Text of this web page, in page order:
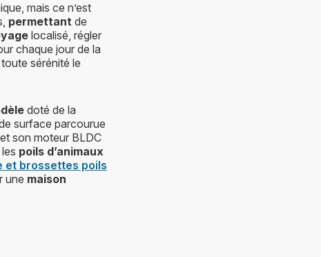
mais ce n’est
permettant de
localisé, régler
chaque jour de la
sérénité le
doté de la
surface parcourue
son moteur BLDC
poils d’animaux
et brossettes poils
une maison